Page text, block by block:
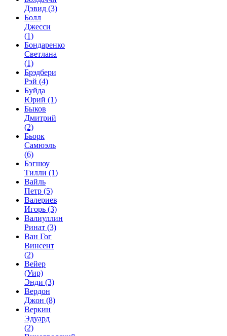
Дэвид (3)
Болл
Джесси
(1)
Бондаренко
Светлана
(1)
Брэдбери
Рэй (4)
Буйда
Юрий (1)
Быков
Дмитрий
(2)
Бьорк
Самюэль
(6)
Бэгшоу
Тилли (1)
Вайль
Петр (5)
Валериев
Игорь (3)
Валиуллин
Ринат (3)
Ван Гог
Винсент
(2)
Вейер
(Уир)
Энди (3)
Вердон
Джон (8)
Веркин
Эдуард
(2)